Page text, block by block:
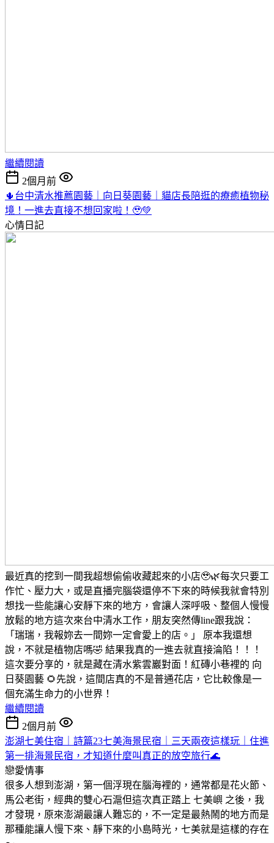
繼續閱讀
2個月前
🌵台中清水推薦園藝｜向日葵園藝｜貓店長陪逛的療癒植物秘
境！一進去直接不想回家啦！🥹💚
心情日記
最近真的挖到一間我超想偷偷收藏起來的小店🥹🌿每次只要工
作忙、壓力大，或是直播完腦袋還停不下來的時候我就會特別
想找一些能讓心安靜下來的地方，會讓人深呼吸、整個人慢慢
放鬆的地方這次來台中清水工作，朋友突然傳line跟我說：
「瑞瑞，我報妳去一間妳一定會愛上的店。」 原本我還想
說，不就是植物店嗎🤣 結果我真的一進去就直接淪陷！！！
這次要分享的，就是藏在清水紫雲巖對面！紅磚小巷裡的 向
日葵園藝 🌻先說，這間店真的不是普通花店，它比較像是一
個充滿生命力的小世界！
繼續閱讀
2個月前
澎湖七美住宿｜詩篇23七美海景民宿｜三天兩夜這樣玩｜住進
第一排海景民宿，才知道什麼叫真正的放空旅行🌊
戀愛情事
很多人想到澎湖，第一個浮現在腦海裡的，通常都是花火節、
馬公老街，經典的雙心石滬但這次真正踏上 七美嶼 之後，我
才發現，原來澎湖最讓人難忘的，不一定是最熱鬧的地方而是
那種能讓人慢下來、靜下來的小島時光，七美就是這樣的存在